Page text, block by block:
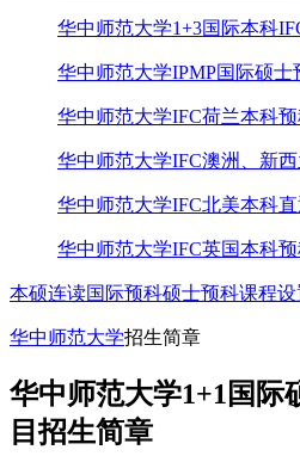
华中师范大学1+3国际本科
华中师范大学IPMP国际硕士
华中师范大学IFC荷兰本科
华中师范大学IFC澳洲、新
华中师范大学IFC北美本科
华中师范大学IFC英国本科
本硕连读国际预科硕士预科课程设
华中师范大学招生简章
华中师范大学1+1国际
目招生简章